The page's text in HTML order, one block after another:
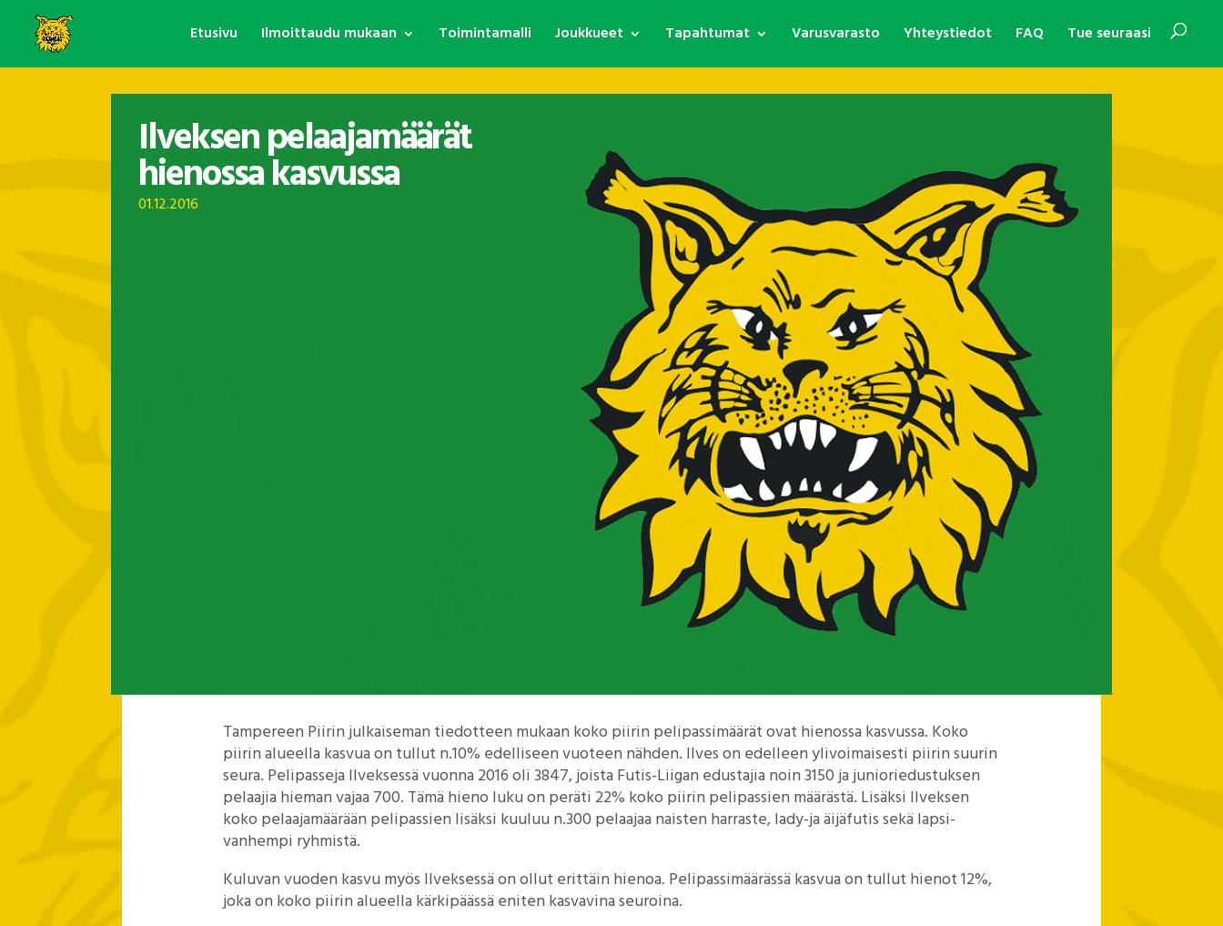
Etusivu Ilmoittaudu mukaan Toimintamalli Joukkueet Tapahtumat Varusvarasto Yhteystiedot FAQ Tue seuraasi
Ilveksen pelaajamäärät
hienossa kasvussa
01.12.2016
Tampereen Piirin julkaiseman tiedotteen mukaan koko piirin pelipassimäärät ovat hienossa kasvussa. Koko
piirin alueella kasvua on tullut n.10% edelliseen vuoteen nähden. Ilves on edelleen ylivoimaisesti piirin suurin
seura. Pelipasseja Ilveksessä vuonna 2016 oli 3847, joista Futis-Liigan edustajia noin 3150 ja junioriedustuksen
pelaajia hieman vajaa 700. Tämä hieno luku on peräti 22% koko piirin pelipassien määrästä. Lisäksi Ilveksen
koko pelaajamäärään pelipassien lisäksi kuuluu n.300 pelaajaa naisten harraste, lady-ja äijäfutis sekä lapsi-
vanhempi ryhmistä.
Kuluvan vuoden kasvu myös Ilveksessä on ollut erittäin hienoa. Pelipassimäärässä kasvua on tullut hienot 12%,
joka on koko piirin alueella kärkipäässä eniten kasvavina seuroina.